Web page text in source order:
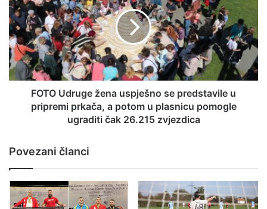
FOTO Udruge žena uspješno se predstavile u
pripremi prkača, a potom u plasnicu pomogle
ugraditi čak 26.215 zvjezdica
Povezani članci